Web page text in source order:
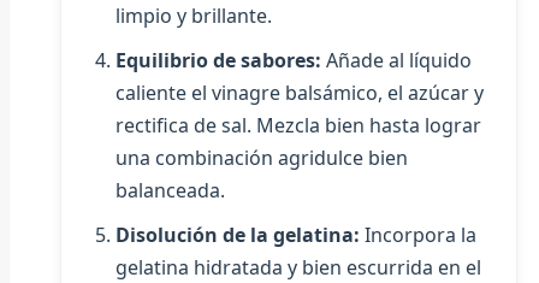
limpio y brillante.
Equilibrio de sabores: Añade al líquido
caliente el vinagre balsámico, el azúcar y
rectifica de sal. Mezcla bien hasta lograr
una combinación agridulce bien
balanceada.
Disolución de la gelatina: Incorpora la
gelatina hidratada y bien escurrida en el